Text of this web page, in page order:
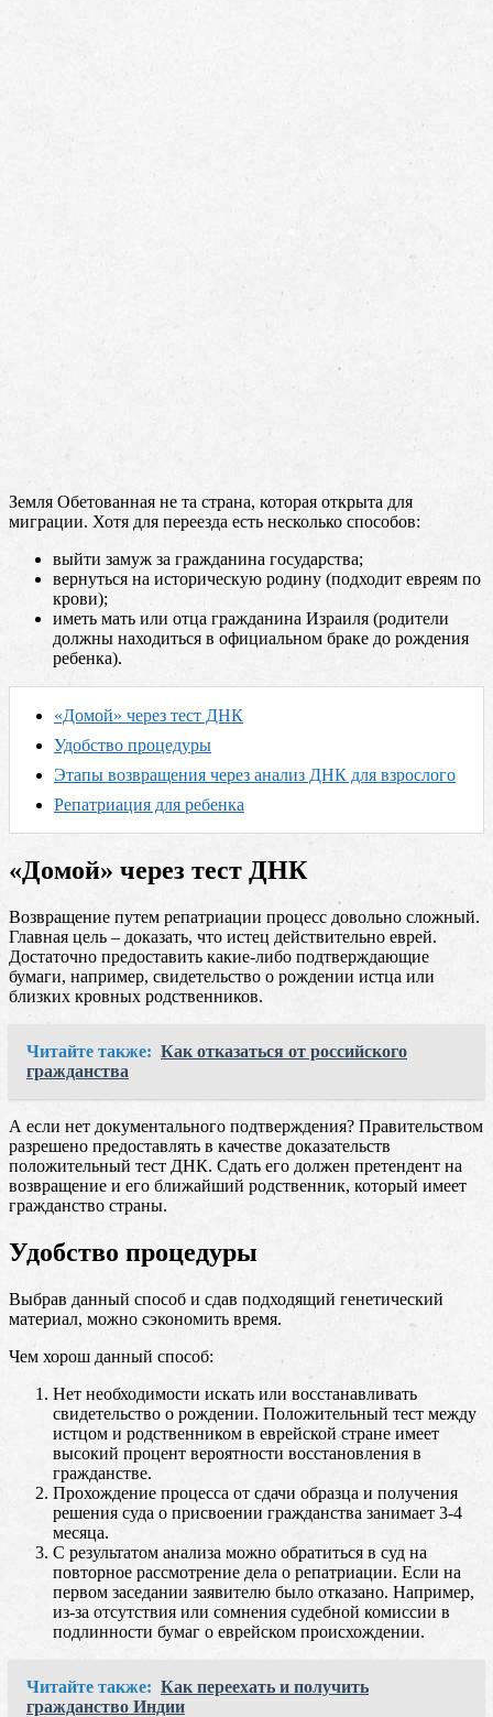
Земля Обетованная не та страна, которая открыта для
миграции. Хотя для переезда есть несколько способов:
выйти замуж за гражданина государства;
вернуться на историческую родину (подходит евреям по
крови);
иметь мать или отца гражданина Израиля (родители
должны находиться в официальном браке до рождения
ребенка).
«Домой» через тест ДНК
Удобство процедуры
Этапы возвращения через анализ ДНК для взрослого
Репатриация для ребенка
«Домой» через тест ДНК
Возвращение путем репатриации процесс довольно сложный.
Главная цель – доказать, что истец действительно еврей.
Достаточно предоставить какие-либо подтверждающие
бумаги, например, свидетельство о рождении истца или
близких кровных родственников.
Читайте также: Как отказаться от российского
гражданства
А если нет документального подтверждения? Правительством
разрешено предоставлять в качестве доказательств
положительный тест ДНК. Сдать его должен претендент на
возвращение и его ближайший родственник, который имеет
гражданство страны.
Удобство процедуры
Выбрав данный способ и сдав подходящий генетический
материал, можно сэкономить время.
Чем хорош данный способ:
Нет необходимости искать или восстанавливать
свидетельство о рождении. Положительный тест между
истцом и родственником в еврейской стране имеет
высокий процент вероятности восстановления в
гражданстве.
Прохождение процесса от сдачи образца и получения
решения суда о присвоении гражданства занимает 3-4
месяца.
С результатом анализа можно обратиться в суд на
повторное рассмотрение дела о репатриации. Если на
первом заседании заявителю было отказано. Например,
из-за отсутствия или сомнения судебной комиссии в
подлинности бумаг о еврейском происхождении.
Читайте также: Как переехать и получить
гражданство Индии